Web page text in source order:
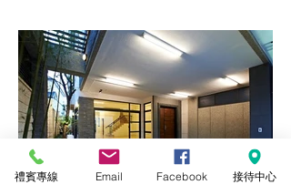
禮賓專線 Email Facebook 接待中心